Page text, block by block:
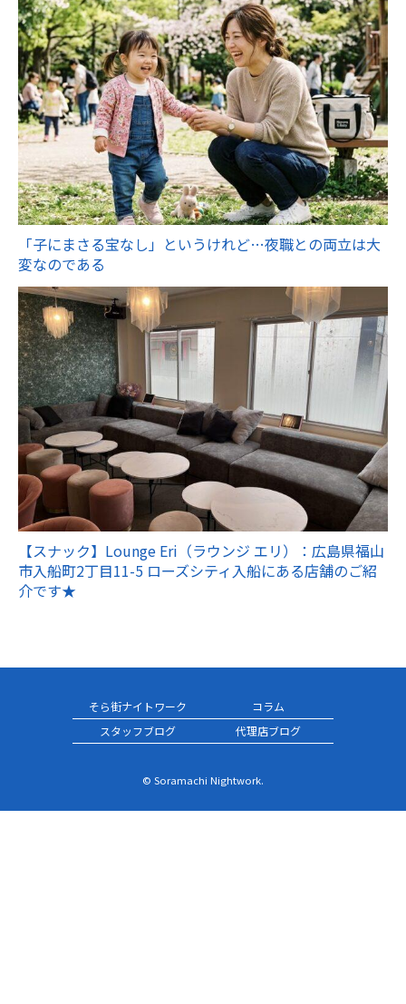
「子にまさる宝なし」というけれど…夜職との両立は大
変なのである
【スナック】Lounge Eri（ラウンジ エリ）：広島県福山
市入船町2丁目11-5 ローズシティ入船にある店舗のご紹
介です★
そら街ナイトワーク
コラム
スタッフブログ
代理店ブログ
© Soramachi Nightwork.